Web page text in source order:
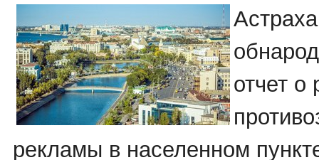
отчет о
рекламы в населенном